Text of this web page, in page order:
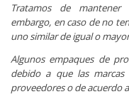
Tratamos de mantener
embargo, en caso de no
uno similar de igual o
Algunos empaques de
debido a que las
proveedores o de acuerdo